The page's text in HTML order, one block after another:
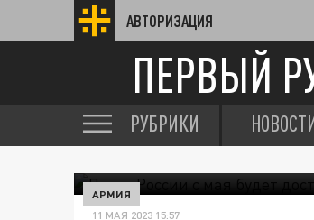
АВТОРИЗАЦИЯ
ПЕРВЫЙ
РУБРИКИ
АРМИЯ
11 МАЯ 2023 15:57